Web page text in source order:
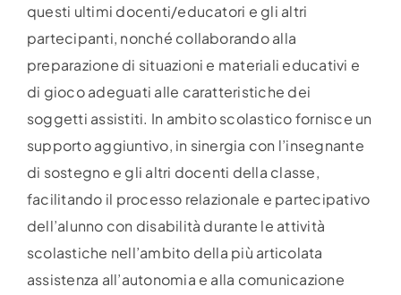
questi ultimi docenti/educatori e gli altri
partecipanti, nonché collaborando alla
preparazione di situazioni e materiali educativi e
di gioco adeguati alle caratteristiche dei
soggetti assistiti. In ambito scolastico fornisce un
supporto aggiuntivo, in sinergia con l’insegnante
di sostegno e gli altri docenti della classe,
facilitando il processo relazionale e partecipativo
dell’alunno con disabilità durante le attività
scolastiche nell’ambito della più articolata
assistenza all’autonomia e alla comunicazione